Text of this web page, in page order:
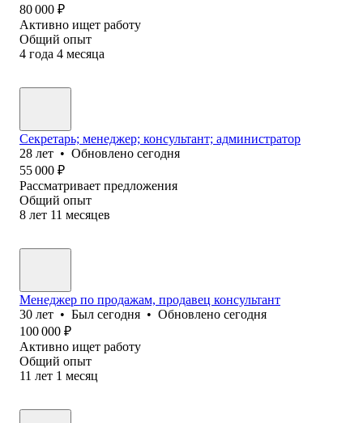
80 000 ₽
Активно ищет работу
Общий опыт
4 года 4 месяца
Секретарь; менеджер; консультант; администратор
28 лет • Обновлено сегодня
55 000 ₽
Рассматривает предложения
Общий опыт
8 лет 11 месяцев
Менеджер по продажам, продавец консультант
30 лет • Был сегодня • Обновлено сегодня
100 000 ₽
Активно ищет работу
Общий опыт
11 лет 1 месяц